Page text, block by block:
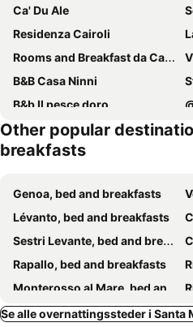
Ca' Du Ale
Residenza Cairoli
Rooms and Breakfast da Carla
B&B Casa Ninni
B&b Il pesce doro
B&B The Dream
I Tre Merli Locanda
lungomare portoturistico
Le Magnolie
Casa Florinda
Il Giardino di Fe
Il Gabbiano Di Pieve
The italian riviera
Other popular
breakfasts
Genoa, bed and breakfasts
Lévanto, bed and breakfasts
Sestri Levante, bed and breakfasts
Rapallo, bed and breakfasts
Monterosso al Mare, bed and breakfasts
Manarola, bed and breakfasts
Se alle overnattingssteder i Santa